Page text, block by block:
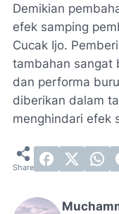
Demikian
efek samping
Cucak Ijo.
tambahan sangat
dan performa
diberikan dalam
menghindari efek